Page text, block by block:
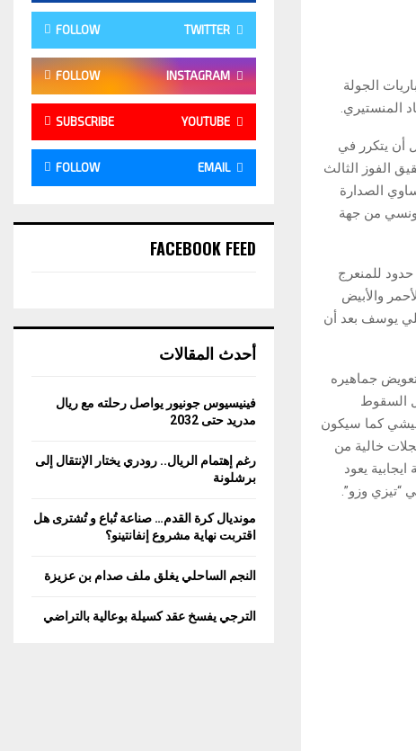
الجولة
المنستيري.
أن يتكرر في
الفوز الثالث
الصدارة
من جهة
للمنعرج
والأبيض
يوسف بعد أن
جماهيره
السقوط
كما سيكون
خالية من
يعود
“تيزي وزو”.
TWITTER
FOLLOW
INSTAGRAM
FOLLOW
YOUTUBE
SUBSCRIBE
EMAIL
FOLLOW
FACEBOOK FEED
أحدث المقالات
فينيسيوس جونيور يواصل رحلته مع ريال
مدريد حتى 2032
رغم إهتمام الريال.. رودري يختار الإنتقال إلى
برشلونة
مونديال كرة القدم… صناعة تُباع و تُشترى هل
اقتربت نهاية مشروع إنفانتينو؟
النجم الساحلي يغلق ملف صدام بن عزيزة
الترجي يفسخ عقد كسيلة بوعالية بالتراضي